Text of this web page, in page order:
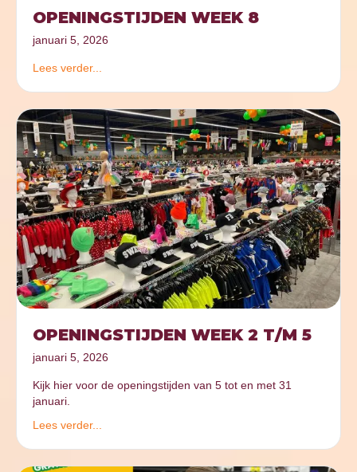
OPENINGSTIJDEN WEEK 8
januari 5, 2026
Lees verder...
OPENINGSTIJDEN WEEK 2 T/M 5
januari 5, 2026
Kijk hier voor de openingstijden van 5 tot en met 31
januari.
Lees verder...